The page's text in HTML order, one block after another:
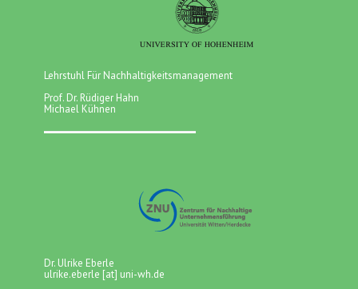
Lehrstuhl Für Nachhaltigkeitsmanagement
Prof. Dr. Rüdiger Hahn
Michael Kühnen
Dr. Ulrike Eberle
ulrike.eberle [at] uni-wh.de